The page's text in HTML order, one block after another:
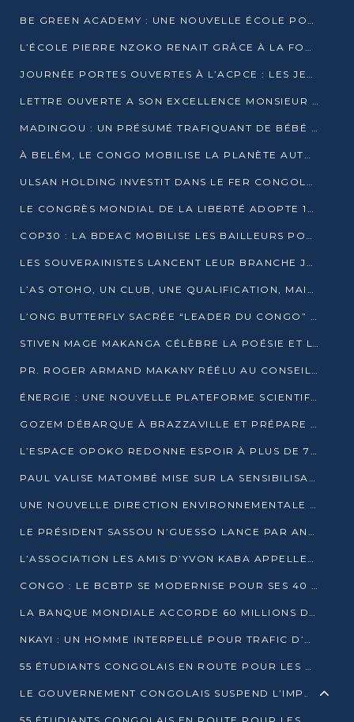
BE GREEN ACADEMY : UNE NOUVELLE ÉCOLE POUR LES MÉTIERS DE L’ÉCOLOGIE À POINTE-NOIRE
L’ÉCOLE PIERRE NZOKO RENAIT GRÂCE À LA FONDATION MUCODEC
JOURNÉE PORTES OUVERTES À L’ACPCE : LES JEUNES EN IMMERSION DANS L’ENTREPRISE
LETTRE OUVERTE A SON EXCELLENCE MONSIEUR DENIS SASSOU NGUESSO, PRESIDENT DE LAREPUBLIQUE DU CONGO
MADINGOU : UN PRÉSUMÉ TRAFIQUANT DE BÉBÉ CHIMPANZÉ FIXÉ SUR SON SORT LE 20 NOVEMBRE
À BELÉM, LE CONGO MOBILISE LA PLANÈTE AUTOUR DU FONDS BLEU POUR LE BASSIN DU CONGO
ULSAN HOLDING INVESTIT DANS LE FER CONGOLAIS
LE CONGRÈS MONDIAL DE LA LIBERTÉ ADOPTE 14 RÉSOLUTIONS HISTORIQUES
COP30 : LA BDEAC MOBILISE LES BAILLEURS POUR LE FONDS BLEU DU BASSIN DU CONGO
LES SOUVERAINISTES LANCENT LEUR BRANCHE JEUNE À BRAZZAVILLE
L’AS OTOHO, UN CLUB, UNE QUALIFICATION, MAIS ENCORE DES DOUTES
L’ONG BUTTERFLY SACRÉE “LEADER DU CONGO” AU PRIX D’EXCELLENCE 2025
STIVEN MAGE MAKANGA CÉLÈBRE LA POÉSIE ET L’HUMAIN AVEC SON RECUEIL “HECTARE”
PR. ROGER ARMAND MAKANY RÉÉLU AU CONSEIL DE L’AUF
ÉNERGIE : UNE NOUVELLE PLATEFORME SCIENTIFIQUE POUR LA TRANSITION ÉNERGÉTIQUE EN AFRIQUE CENTRALE
GOZEM DÉBARQUE À BRAZZAVILLE ET PRÉPARE SON ARRIVÉE À POINTE-NOIRE
L’ESPACE OPOKO REDONNE ESPOIR À PLUS DE 775 ÉLÈVES AUTOCHTONES DANS LE NORD DU CONGO
PAUL VALISE MATOMBÉ MISE SUR LA SENSIBILISATION POUR ÉRAQUER LE GRAND BANDITISME
UNE NOUVELLE DIRECTION ENVIRONNEMENTALE POUR RENFORCER LA GESTION DES DONNÉES AU CONGO
LE PRÉSIDENT SASSOU N’GUESSO LANCE PAR ANTICIPATION LA 39ÈME JOURNÉE NATIONALE DE L’ARBRE
L’ASSOCIATION LES AMIS D’YVON KABA APPELLENT DENIS SASSOU N’GUESSO À SE PORTER CANDIDAT
CONGO : LE BCBTP SE MODERNISE POUR SES 40 ANS D’EXISTENCE
LA BANQUE MONDIALE ACCORDE 60 MILLIONS DE DOLLARS POUR LA RÉSILIENCE URBAINE AU CONGO
NKAYI : UN HOMME INTERPELLÉ POUR TRAFIC D’UN BÉBÉ CHIMPANZÉ
55 ÉTUDIANTS CONGOLAIS EN ROUTE POUR LES UNIVERSITÉS ALGÉRIENNES
LE GOUVERNEMENT CONGOLAIS SUSPEND L’IMPORTATION DES MACHETTES ET DES MOTOS